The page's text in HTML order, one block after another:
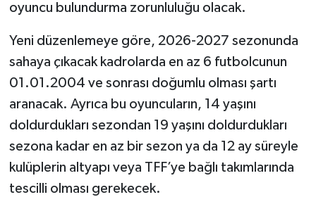
oyuncu bulundurma zorunluluğu olacak.
Yeni düzenlemeye göre, 2026-2027 sezonunda
sahaya çıkacak kadrolarda en az 6 futbolcunun
01.01.2004 ve sonrası doğumlu olması şartı
aranacak. Ayrıca bu oyuncuların, 14 yaşını
doldurdukları sezondan 19 yaşını doldurdukları
sezona kadar en az bir sezon ya da 12 ay süreyle
kulüplerin altyapı veya TFF’ye bağlı takımlarında
tescilli olması gerekecek.
Spor
Teknoloji
Vefat Haberleri
Yaşam